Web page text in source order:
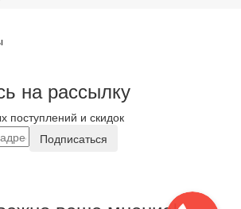
на рассылку
поступлений и скидок
Подписаться